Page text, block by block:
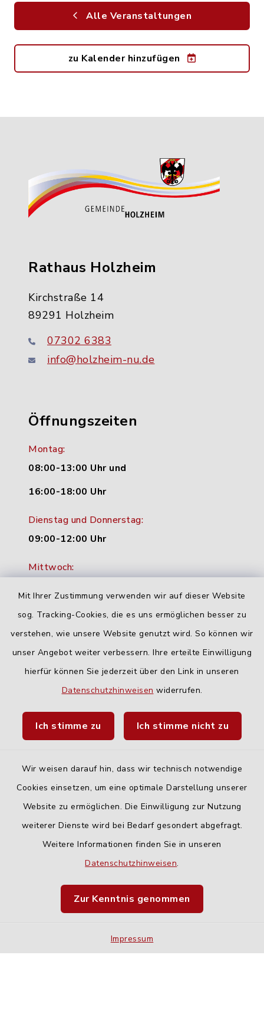
Mit Ihrer Zustimmung verwenden wir auf dieser Website
sog. Tracking-Cookies, die es uns ermöglichen besser zu
verstehen, wie unsere Website genutzt wird. So können wir
unser Angebot weiter verbessern. Ihre erteilte Einwilligung
hierfür können Sie jederzeit über den Link in unseren
Datenschutzhinweisen widerrufen.
Ich stimme zu Ich stimme nicht zu
Wir weisen darauf hin, dass wir technisch notwendige
Cookies einsetzen, um eine optimale Darstellung unserer
Website zu ermöglichen. Die Einwilligung zur Nutzung
weiterer Dienste wird bei Bedarf gesondert abgefragt.
Weitere Informationen finden Sie in unseren
Datenschutzhinweisen.
Zur Kenntnis genommen
Impressum
Alle Veranstaltungen
zu Kalender hinzufügen
Rathaus Holzheim
Kirchstraße 14
89291 Holzheim
07302 6383
info@holzheim-nu.de
Öffnungszeiten
Montag:
08:00-13:00 Uhr und
16:00-18:00 Uhr
Dienstag und Donnerstag:
09:00-12:00 Uhr
Mittwoch:
Freitag:
geschlossen
Quicklinks
Fahrplanauskunft DING
Barrierefreiheit
Impressum
Sitemap